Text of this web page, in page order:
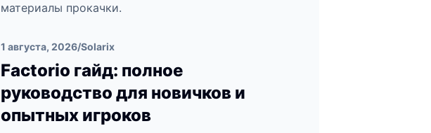
материалы прокачки.
1 августа, 2026/Solarix
Factorio гайд: полное
руководство для новичков и
опытных игроков